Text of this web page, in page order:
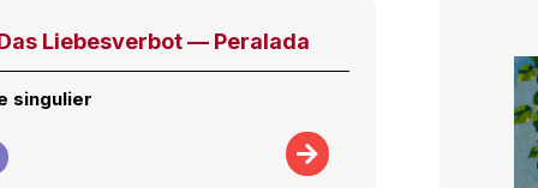
Das Liebesverbot — Peralada
singulier